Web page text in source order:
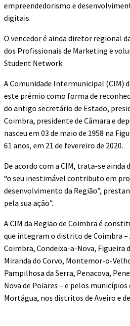
empreendedorismo e
digitais.
O vencedor é ainda diretor regional
dos Profissionais de Marketing e
Student Network.
A Comunidade Intermunicipal (CIM)
este prémio como forma de
do antigo secretário de Estado,
Coimbra, presidente de Câmara e
nasceu em 03 de maio de 1958 na
61 anos, em 21 de fevereiro de 2020.
De acordo com a CIM, trata-se ainda
“o seu inestimável contributo em
desenvolvimento da Região”,
pela sua ação”.
A CIM da Região de Coimbra é
que integram o distrito de Coimbra
Coimbra, Condeixa-a-Nova, Figueira
Miranda do Corvo, Montemor-o-
Pampilhosa da Serra, Penacova,
Nova de Poiares – e pelos municípios
Mortágua, nos distritos de Aveiro e